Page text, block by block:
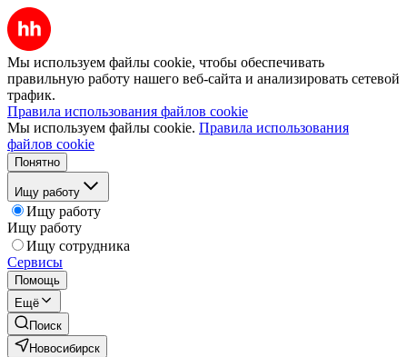
Мы используем файлы cookie, чтобы обеспечивать
правильную работу нашего веб-сайта и анализировать сетевой
трафик.
Правила использования файлов cookie
Мы используем файлы cookie. Правила использования
файлов cookie
Понятно
Ищу работу
Ищу работу
Ищу работу
Ищу сотрудника
Сервисы
Помощь
Ещё
Поиск
Новосибирск